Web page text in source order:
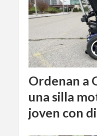
Ordenan a
una silla
joven con